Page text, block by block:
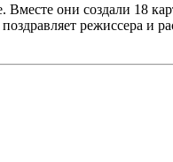
Вместе они создали 18
режиссера и